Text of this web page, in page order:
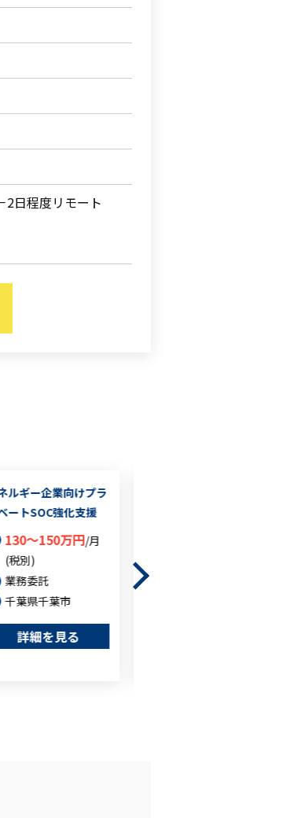
日程度リモート
ルギー企業向けプラ
ートSOC強化支援
130～150万円/月
(税別)
業務委託
千葉県千葉市
詳細を見る